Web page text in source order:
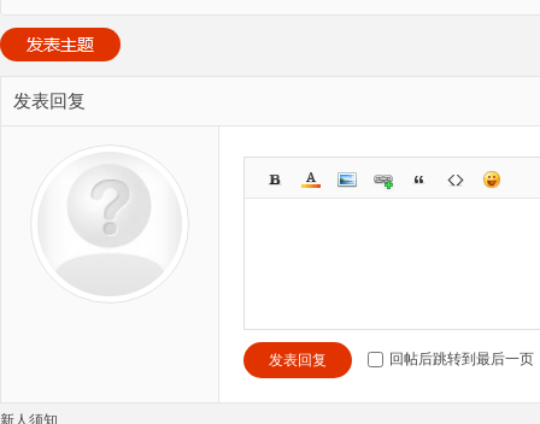
发表回复
发表回复 回帖后跳转到最后一页
新人须知